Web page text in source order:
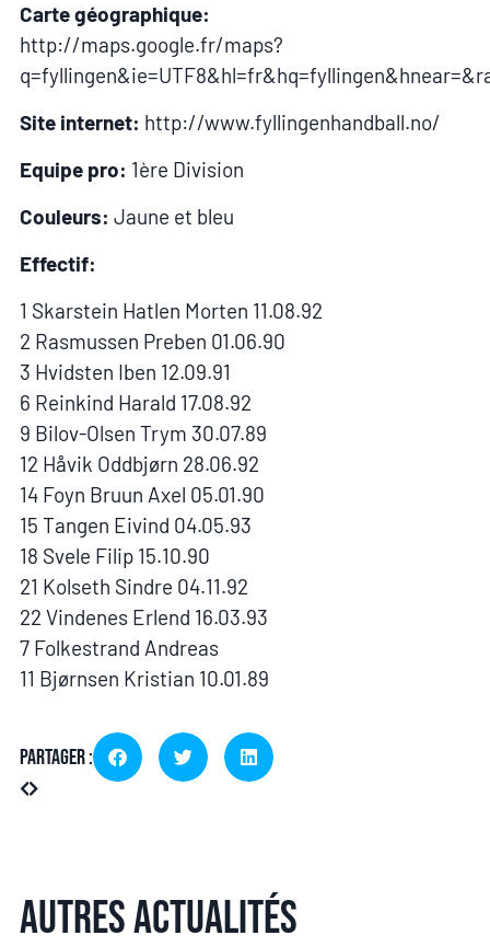
Carte géographique:
http://maps.google.fr/maps?
Site internet: http://www.fyllingenhandball.no/
Equipe pro: 1ère Division
Couleurs: Jaune et bleu
Effectif:
1 Skarstein Hatlen Morten 11.08.92
2 Rasmussen Preben 01.06.90
3 Hvidsten Iben 12.09.91
6 Reinkind Harald 17.08.92
9 Bilov-Olsen Trym 30.07.89
12 Håvik Oddbjørn 28.06.92
14 Foyn Bruun Axel 05.01.90
15 Tangen Eivind 04.05.93
18 Svele Filip 15.10.90
21 Kolseth Sindre 04.11.92
22 Vindenes Erlend 16.03.93
7 Folkestrand Andreas
11 Bjørnsen Kristian 10.01.89
Partager :
Autres actualités